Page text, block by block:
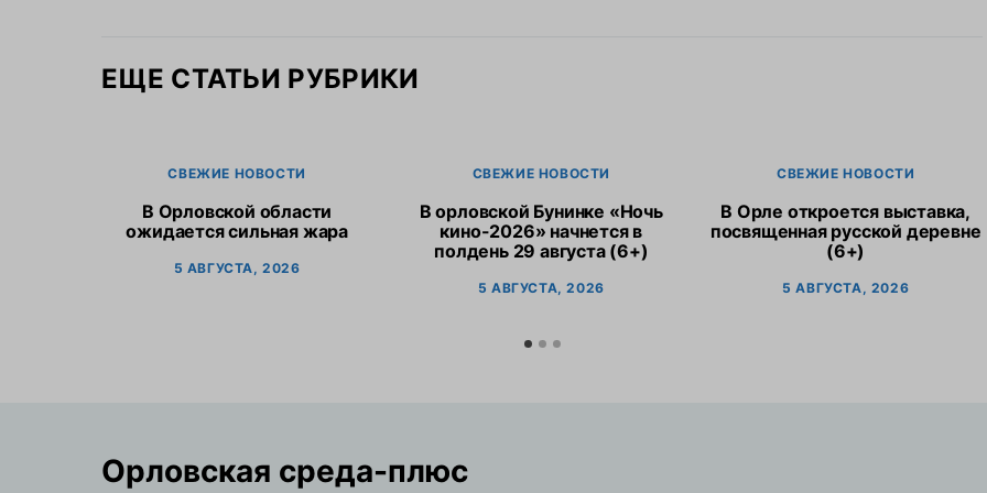
ЕЩЕ СТАТЬИ РУБРИКИ
СВЕЖИЕ НОВОСТИ
В Орловской области
ожидается сильная жара
5 АВГУСТА, 2026
СВЕЖИЕ НОВОСТИ
В орловской Бунинке «Ночь
кино-2026» начнется в
полдень 29 августа (6+)
5 АВГУСТА, 2026
СВЕЖИЕ НОВОСТИ
В Орле откроется выставка,
посвященная русской деревне
(6+)
5 АВГУСТА, 2026
Орловская cреда-плюс